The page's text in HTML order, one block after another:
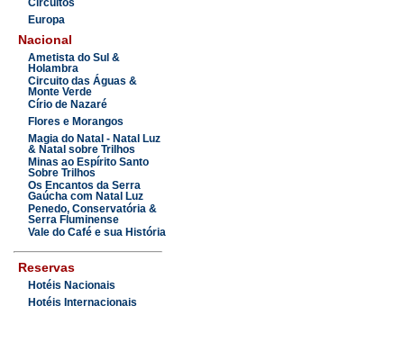
Circuitos
Europa
Nacional
Ametista do Sul &
Holambra
Circuito das Águas &
Monte Verde
Círio de Nazaré
Flores e Morangos
Magia do Natal - Natal Luz
& Natal sobre Trilhos
Minas ao Espírito Santo
Sobre Trilhos
Os Encantos da Serra
Gaúcha com Natal Luz
Penedo, Conservatória &
Serra Fluminense
Vale do Café e sua História
Reservas
Hotéis Nacionais
Hotéis Internacionais